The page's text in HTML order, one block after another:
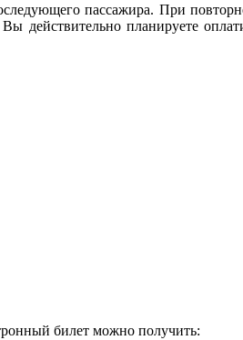
пассажира. При
действительно планируете
билет можно получить: